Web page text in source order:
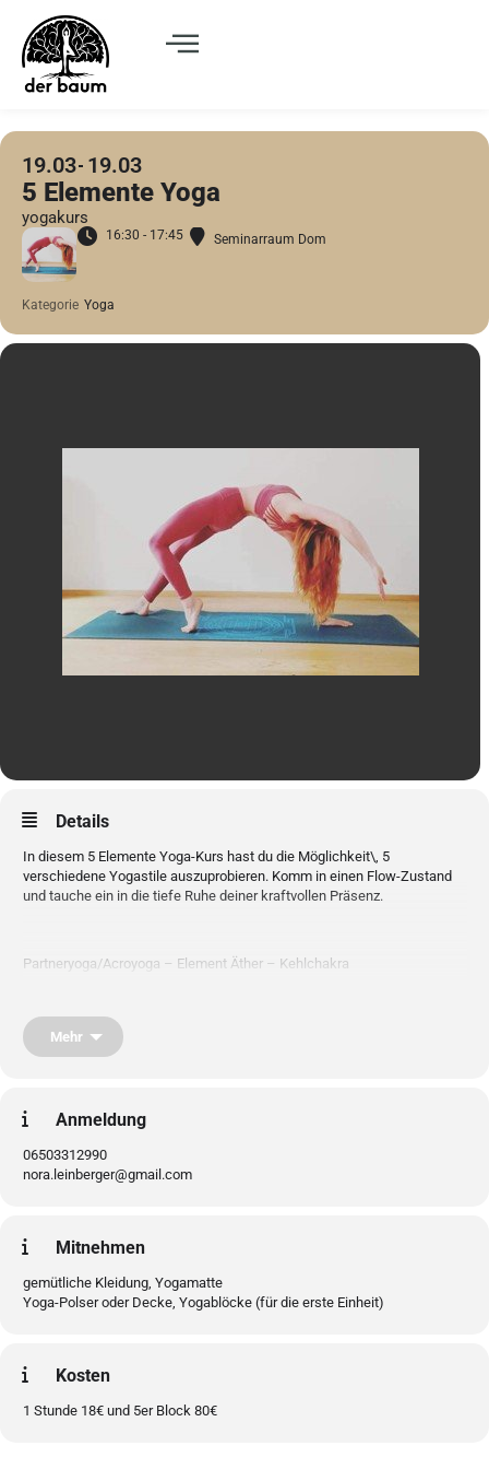
19.03 19.03
5 Elemente Yoga
yogakurs
16:30 - 17:45 Seminarraum Dom
Kategorie Yoga
Details
In diesem 5 Elemente Yoga-Kurs hast du die Möglichkeit\, 5
verschiedene Yogastile auszuprobieren. Komm in einen Flow-Zustand
und tauche ein in die tiefe Ruhe deiner kraftvollen Präsenz.
Partneryoga/Acroyoga – Element Äther – Kehlchakra
In dieser letzten Stunde werden wir verschiedene Übungen aus dem
Partneryoga und Acro Yoga ausprobieren. Beim akrobatischen
Spaß\, Achtsamkeit und Vertrauen stehen im Vordergrund.
Mehr
Anmeldung
06503312990
nora.leinberger@gmail.com
Mitnehmen
gemütliche Kleidung, Yogamatte
Yoga-Polser oder Decke, Yogablöcke (für die erste Einheit)
Kosten
1 Stunde 18€ und 5er Block 80€